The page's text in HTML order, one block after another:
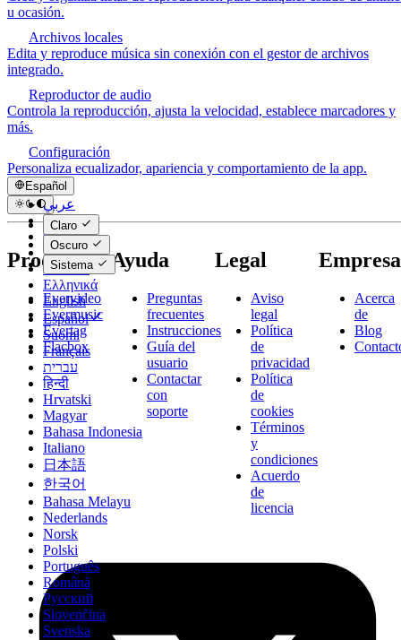
u ocasión.
Archivos locales
Edita y reproduce música sin conexión con el gestor de archivos
integrado.
Reproductor de audio
Controla la reproducción, ajusta la velocidad, establece marcadores y
más.
Configuración
Personaliza ecualizador, apariencia y comportamiento de la app.
Español
عربي
Català
Čeština
Dansk
Deutsch
Ελληνικά
English
Español
Suomi
Français
עברית
हिन्दी
Hrvatski
Magyar
Bahasa Indonesia
Italiano
日本語
한국어
Bahasa Melayu
Nederlands
Norsk
Polski
Português
Română
Русский
Slovenčina
Svenska
Claro
Oscuro
Sistema
Productos
Evervideo
Evermusic
Evertag
Flacbox
Ayuda
Preguntas
frecuentes
Instrucciones
Guía del
usuario
Contactar
con
soporte
Legal
Aviso
legal
Política
de
privacidad
Política
de
cookies
Términos
y
condiciones
Acuerdo
de
licencia
Empresa
Acerca
de
Blog